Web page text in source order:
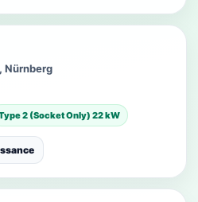
Nürnberg
2 (Socket Only) 22 kW